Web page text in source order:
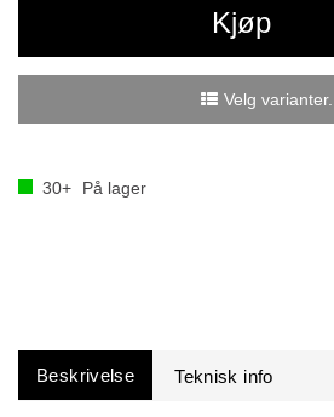
Kjøp
Velg varianter...
30+ På lager
Beskrivelse